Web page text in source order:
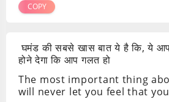
COPY
घमंड की सबसे खास बात ये है कि, ये
होने देगा कि आप गलत हो
The most important thing
will never let you feel that